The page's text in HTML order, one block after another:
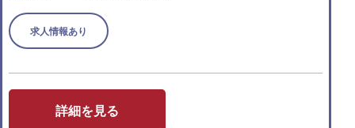
求人情報あり
詳細を見る